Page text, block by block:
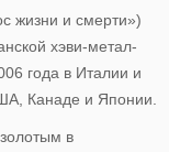
жизни и смерти»)
хэви-метал-
года в Италии и
Канаде и Японии.
в